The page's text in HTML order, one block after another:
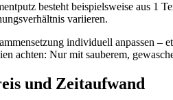
besteht beispielsweise aus 1
variieren.
individuell anpassen –
achten: Nur mit sauberem,
und Zeitaufwand